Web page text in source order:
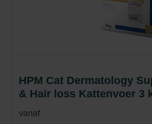
HPM Cat Dermatology
& Hair loss Kattenvoer 3
vanaf